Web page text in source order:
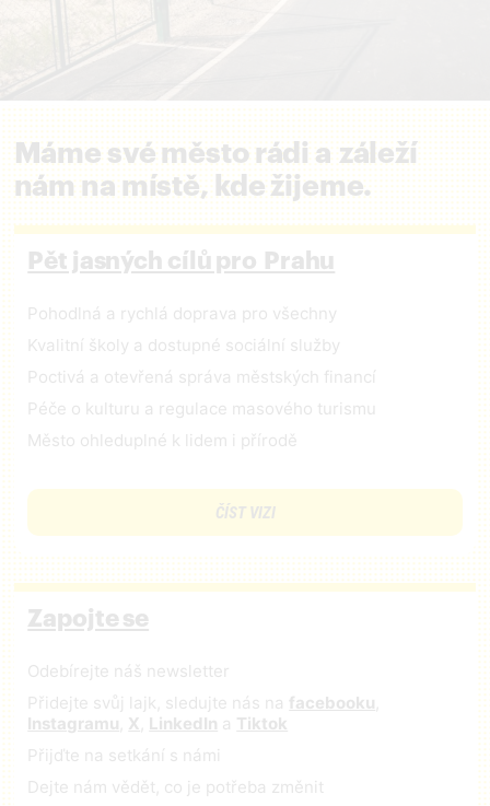
Máme své město rádi a záleží
nám na místě, kde žijeme.
Pět jasných cílů pro Prahu
Pohodlná a rychlá doprava pro všechny
Kvalitní školy a dostupné sociální služby
Poctivá a otevřená správa městských financí
Péče o kulturu a regulace masového turismu
Město ohleduplné k lidem i přírodě
ČÍST VIZI
Zapojte se
Odebírejte náš newsletter
Přidejte svůj lajk, sledujte nás na facebooku
Instagramu X LinkedIn a Tiktok
Přijďte na setkání s námi
Dejte nám vědět, co je potřeba změnit